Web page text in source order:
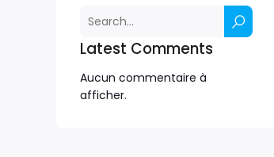
Latest Comments
Aucun commentaire à
afficher.